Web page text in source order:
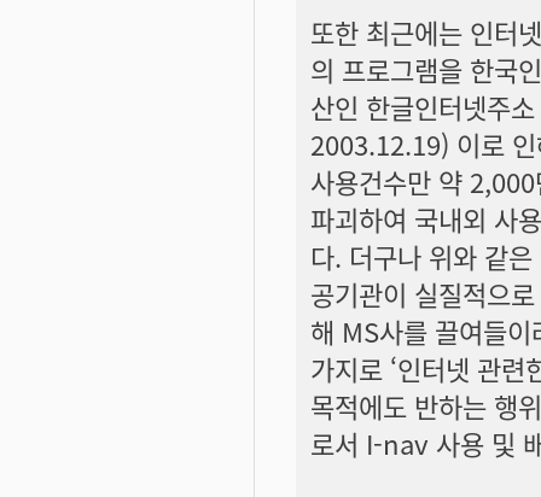
또한 최근에는 인터
의 프로그램을 한국
산인 한글인터넷주
2003.12.19) 이로
사용건수만 약
파괴하여 국내외 사
다. 더구나 위와 같
공기관이 실질적으
해 MS사를 끌여들
가지로 ‘인터넷 관련
목적에도 반하는 행
로서 I-nav 사용 및